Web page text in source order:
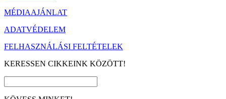
MÉDIAAJÁNLAT
ADATVÉDELEM
FELHASZNÁLÁSI FELTÉTELEK
KERESSEN CIKKEINK KÖZÖTT!